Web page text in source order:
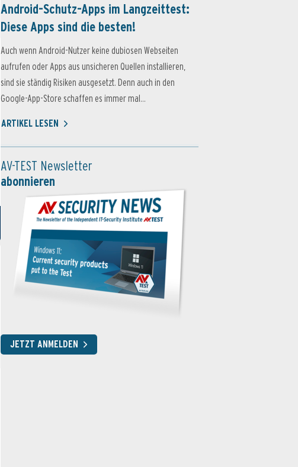
Android-Schutz-Apps im Langzeittest:
Diese Apps sind die besten!
Auch wenn Android-Nutzer keine dubiosen Webseiten
aufrufen oder Apps aus unsicheren Quellen installieren,
sind sie ständig Risiken ausgesetzt. Denn auch in den
Google-App-Store schaffen es immer mal...
ARTIKEL LESEN
AV-TEST Newsletter
abonnieren
JETZT ANMELDEN